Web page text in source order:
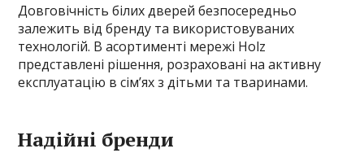
Довговічність білих дверей безпосередньо
залежить від бренду та використовуваних
технологій. В асортименті мережі Holz
представлені рішення, розраховані на активну
експлуатацію в сім’ях з дітьми та тваринами.
Надійні бренди